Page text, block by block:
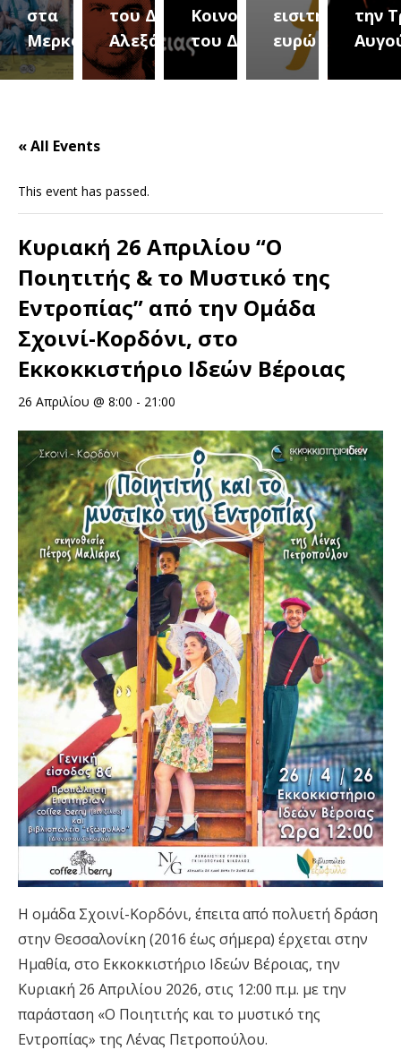
του Δήμου
Αλεξάνδρειας
Κοινοτήτων
του Δήμου
εισιτήριο 2
ευρώ
την Τρίτη 18
Αυγούστουτου
« All Events
This event has passed.
Κυριακή 26 Απριλίου “Ο
Ποιητιτής & το Μυστικό της
Εντροπίας” από την Ομάδα
Σχοινί-Κορδόνι, στο
Εκκοκκιστήριο Ιδεών Βέροιας
26 Απριλίου @ 8:00 - 21:00
Η ομάδα Σχοινί-Κορδόνι, έπειτα από πολυετή δράση
στην Θεσσαλονίκη (2016 έως σήμερα) έρχεται στην
Ημαθία, στο Εκκοκκιστήριο Ιδεών Βέροιας, την
Κυριακή 26 Απριλίου 2026, στις 12:00 π.μ. με την
παράσταση «Ο Ποιητιτής και το μυστικό της
Εντροπίας» της Λένας Πετροπούλου.